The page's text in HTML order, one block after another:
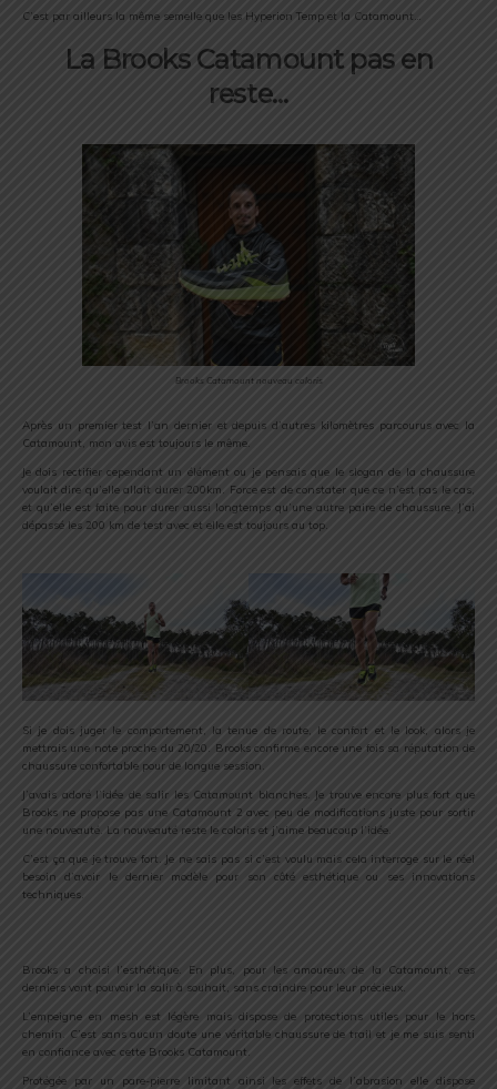
C’est par ailleurs la même semelle que les Hyperion Temp et la Catamount…
La Brooks Catamount pas en
reste…
Brooks Catamount nouveau coloris
Après un premier test l’an dernier et depuis d’autres kilomètres parcourus avec la
Catamount, mon avis est toujours le même.
Je dois rectifier cependant un élément ou je pensais que le slogan de la chaussure
voulait dire qu’elle allait durer 200km. Force est de constater que ce n’est pas le cas,
et qu’elle est faite pour durer aussi longtemps qu’une autre paire de chaussure. J’ai
dépassé les 200 km de test avec et elle est toujours au top.
Si je dois juger le comportement, la tenue de route, le confort et le look, alors je
mettrais une note proche du 20/20. Brooks confirme encore une fois sa réputation de
chaussure confortable pour de longue session.
J’avais adoré l’idée de salir les Catamount blanches. Je trouve encore plus fort que
Brooks ne propose pas une Catamount 2 avec peu de modifications juste pour sortir
une nouveauté. La nouveauté reste le coloris et j’aime beaucoup l’idée.
C’est ça que je trouve fort. Je ne sais pas si c’est voulu mais cela interroge sur le réel
besoin d’avoir le dernier modèle pour son côté esthétique ou ses innovations
techniques.
Brooks a choisi l’esthétique. En plus, pour les amoureux de la Catamount, ces
derniers vont pouvoir la salir à souhait, sans craindre pour leur précieux.
L’empeigne en mesh est légère mais dispose de protections utiles pour le hors
chemin. C’est sans aucun doute une véritable chaussure de trail et je me suis senti
en confiance avec cette Brooks Catamount.
Protégée par un pare-pierre limitant ainsi les effets de l’abrasion elle dispose